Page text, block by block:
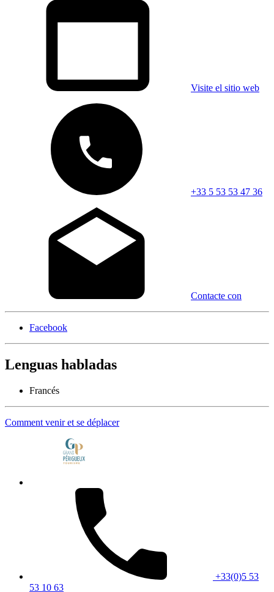
Visite el sitio web
+33 5 53 53 47 36
Contacte con
Facebook
Lenguas habladas
Francés
Comment venir et se déplacer
+33(0)5 53
53 10 63